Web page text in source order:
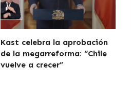
Kast celebra la aprobación
de la megarreforma: “Chile
vuelve a crecer”